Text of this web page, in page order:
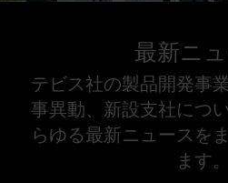
最新ニ
テビス社の製品開発事
事異動、新設支社につ
らゆる最新ニュースを
ます。